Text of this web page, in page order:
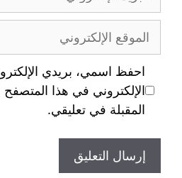
احفظ اسمي، بريدي
الإلكتروني في هذا المتصفح
المقبلة في تعليقي.